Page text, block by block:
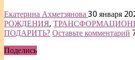
Екатерина Ахметзянова 30 января
РОЖДЕНИЯ,
ПОДАРИТЬ? Оставьте комментарий
Поделись